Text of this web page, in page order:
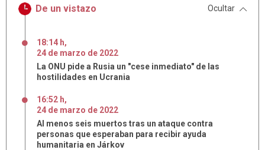
De un vistazo Ocultar
18:14 h,
24 de marzo de 2022
La ONU pide a Rusia un "cese inmediato" de las
hostilidades en Ucrania
16:52 h,
24 de marzo de 2022
Al menos seis muertos tras un ataque contra
personas que esperaban para recibir ayuda
humanitaria en Járkov